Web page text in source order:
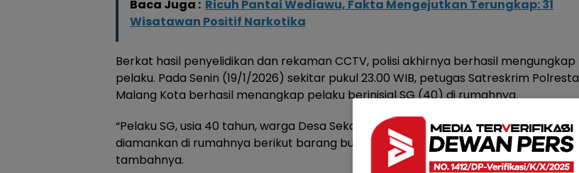
Baca Juga : Ricuh Pantai Wediawu, Fakta Mengejutkan Terungkap: 31
Wisatawan Positif Narkotika
Berkat hasil penyelidikan dan rekaman CCTV, polisi akhirnya berhasil mengungkap
pelaku. Pada Senin (19/1/2026) sekitar pukul 23.00 WIB, petugas Satreskrim Polresta
Malang Kota berhasil menangkap pelaku berinisial SG (40) di rumahnya.
“Pelaku SG, usia 40 tahun, warga Desa Sekarpuro, Kecamatan Pakis, berhasil
diamankan di rumahnya berikut barang bukti sepeda motor hasil curian,”
tambahnya.